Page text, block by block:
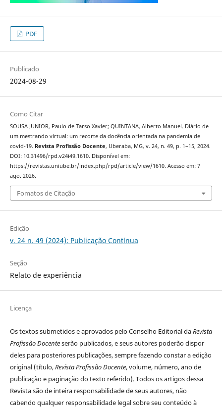
PDF
Publicado
2024-08-29
Como Citar
SOUSA JUNIOR, Paulo de Tarso Xavier; QUINTANA, Alberto Manuel. Diário de
um mestrando virtual: um recorte da docência orientada na pandemia de
covid-19. Revista Profissão Docente, Uberaba, MG, v. 24, n. 49, p. 1–15, 2024.
DOI: 10.31496/rpd.v24i49.1610. Disponível em:
https://revistas.uniube.br/index.php/rpd/article/view/1610. Acesso em: 7
ago. 2026.
Fomatos de Citação
Edição
v. 24 n. 49 (2024): Publicação Contínua
Seção
Relato de experiência
Licença
Os textos submetidos e aprovados pelo Conselho Editorial daRevista
Profissão Docenteserão publicados, e seus autores poderão dispor
deles para posteriores publicações, sempre fazendo constar a edição
original (título,Revista Profissão Docente, volume, número, ano de
publicação e paginação do texto referido). Todos os artigos dessa
Revista são de inteira responsabilidade de seus autores, não
cabendo qualquer responsabilidade legal sobre seu conteúdo à